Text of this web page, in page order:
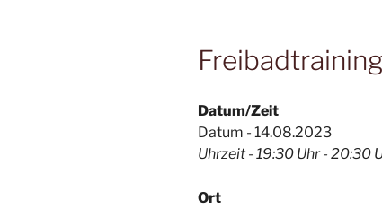
Freibadtraining
Datum/Zeit
Datum - 14.08.2023
Uhrzeit - 19:30 Uhr - 20:30
Ort